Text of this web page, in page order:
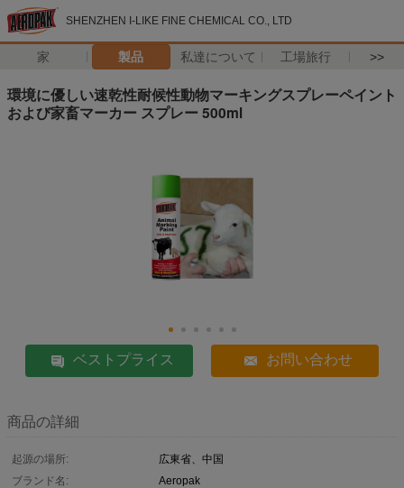
SHENZHEN I-LIKE FINE CHEMICAL CO., LTD
家 製品 私達について 工場旅行 >>
環境に優しい速乾性耐候性動物マーキングスプレーペイント
および家畜マーカー スプレー 500ml
ベストプライス お問い合わせ
商品の詳細
起源の場所:
広東省、中国
ブランド名:
Aeropak